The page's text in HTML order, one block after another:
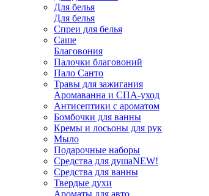
Для белья
Для белья
Спреи для белья
Саше
Благовония
Палочки благовоний
Пало Санто
Травы для зажигания
Аромаванна и СПА-уход
Антисептики с ароматом
Бомбочки для ванны
Кремы и лосьоны для рук
Мыло
Подарочные наборы
Средства для душаNEW!
Средства для ванны
Твердые духи
Ароматы для авто